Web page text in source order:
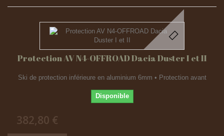
Protection AV N4-OFFROAD Dacia Duster I et II
Ski de protection inférieure en aluminium 6mm • Protection avant
Disponible
382,80 €